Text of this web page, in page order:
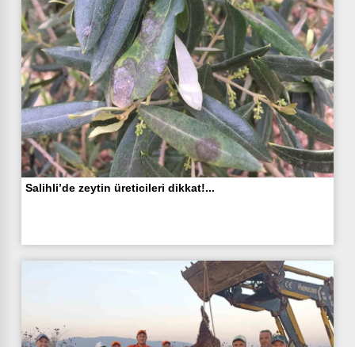
Salihli’de zeytin üreticileri dikkat!...